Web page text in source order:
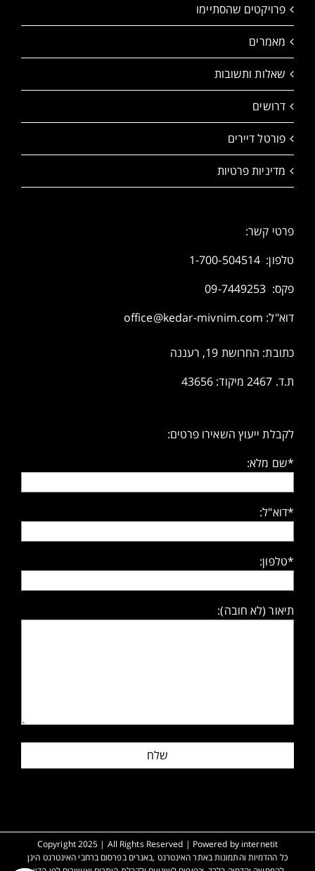
פרויקטים שהסתיימו
מאמרים
שאלות ותשובות
דרושים
פורטל דיירים
מדיניות פרטיות
פרטי קשר:
טלפון: 1-700-504514
פקס: 09-7449253
דוא"ל: office@kedar-mivnim.com
כתובת: החרושת 19, רעננה
ת.ד. 2467 מיקוד: 43656
לקבלת ייעוץ השאירו פרטים:
*שם מלא:
*דוא"ל:
*טלפון:
תיאור (לא חובה):
Copyright 2025 | All Rights Reserved | Powered by internetit
כל ההדמיות והתמונות באתר האינטרנט ,באנרים בפרסום ברחבי האינטרנט הינן